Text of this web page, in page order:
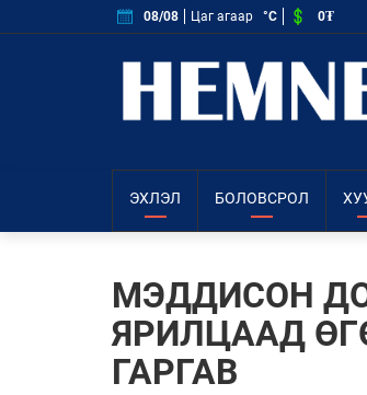
08/08 Цаг агаар °C 0₮
ЭХЛЭЛ БОЛОВСРОЛ
МЭДДИСОН
ЯРИЛЦААД
ГАРГАВ